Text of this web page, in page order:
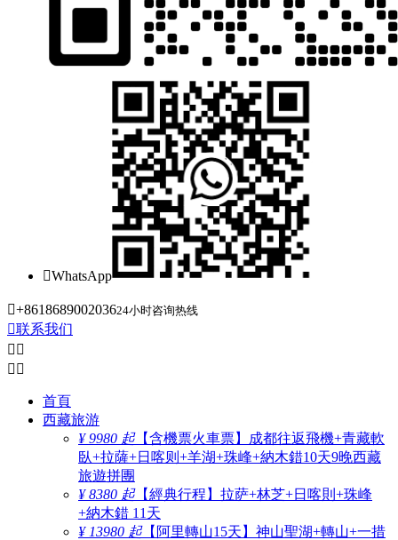
WhatsApp
+861868900203624小时咨询热线
联系我们
 
 
首頁
西藏旅游
¥ 9980 起【含機票火車票】成都往返飛機+青藏軟
臥+拉薩+日喀则+羊湖+珠峰+納木錯10天9晚西藏
旅遊拼團
¥ 8380 起【經典行程】拉萨+林芝+日喀則+珠峰
+納木錯 11天
¥ 13980 起【阿里轉山15天】神山聖湖+轉山+一措